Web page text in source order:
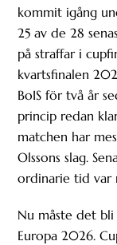
kommit igång
25 av de 28
på straffar i
kvartsfinalen
BoIS för två år
princip redan
matchen har
Olssons slag.
ordinarie tid var
Nu måste det bli
Europa 2026.